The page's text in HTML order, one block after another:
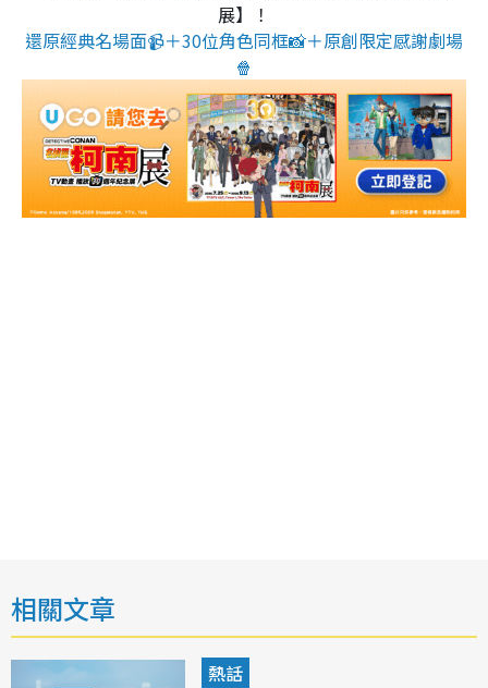
展】！
還原經典名場面📹＋30位角色同框📸＋原創限定感謝劇場
🍿
相關文章
熱話